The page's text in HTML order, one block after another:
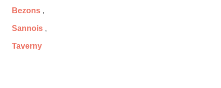
Bezons ,
Sannois ,
Taverny